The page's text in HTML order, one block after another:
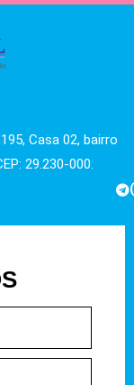
Casa 02, bairro
29.230-000.